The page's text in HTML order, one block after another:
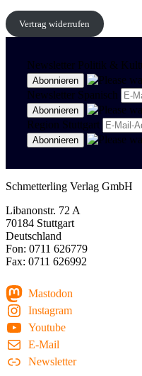
Vertrag widerrufen
Newsletter Politik &
Newsletter Spanisch
Region Stuttgart
Schmetterling Verlag GmbH
Libanonstr. 72 A
70184 Stuttgart
Deutschland
Fon: 0711 626779
Fax: 0711 626992
Mastodon
Instagram
Youtube
E-Mail
Newsletter